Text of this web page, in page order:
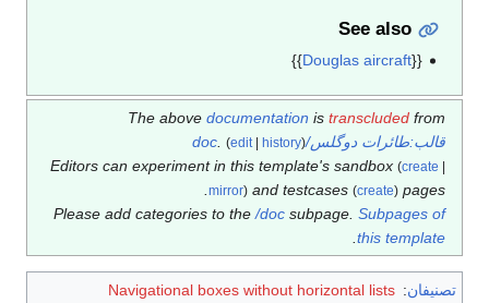
See also
{{
Douglas aircraft
}}
The abovedocumentation istranscluded from
قالب:طائرات دوگلس/doc
.(edit |history)
Editors can experiment in this template's sandbox(create |
mirror) and testcases(create) pages.
Please add categories to the/doc subpage.Subpages of
this template
.
تصنيفان:
Navigational boxes without horizontal lists